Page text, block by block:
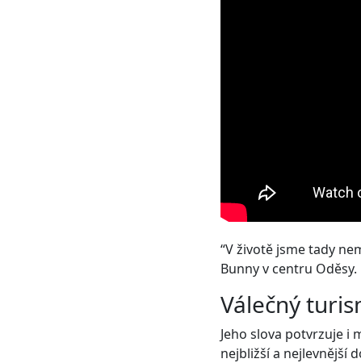
“V životě jsme tady
Bunny v centru Oděsy.
Válečný
Jeho slova potvrzuje i
nejbližší a nejlevnější